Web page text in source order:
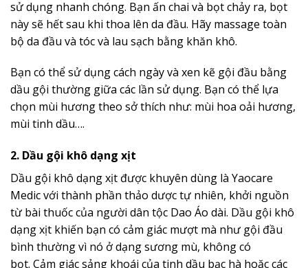
sử dụng nhanh chóng. Bạn ấn chai và bọt chảy ra, bọt
này sẽ hết sau khi thoa lên da đầu. Hãy massage toàn
bộ da đầu và tóc và lau sạch bằng khăn khô.
Bạn có thể sử dụng cách ngày và xen kẽ gội đầu bằng
dầu gội thường giữa các lần sử dụng. Bạn có thể lựa
chọn mùi hương theo sở thích như: mùi hoa oải hương,
mùi tinh dầu….
2. Dầu gội khô dạng xịt
Dầu gội khô dạng xịt được khuyên dùng là Yaocare
Medic với thành phần thảo dược tự nhiên, khởi nguồn
từ bài thuốc của người dân tộc Dao Áo dài. Dầu gội khô
dạng xịt khiến bạn có cảm giác mượt mà như gội đầu
bình thường vì nó ở dạng sương mù, không có
bọt. Cảm giác sảng khoái của tinh dầu bạc hà hoặc các